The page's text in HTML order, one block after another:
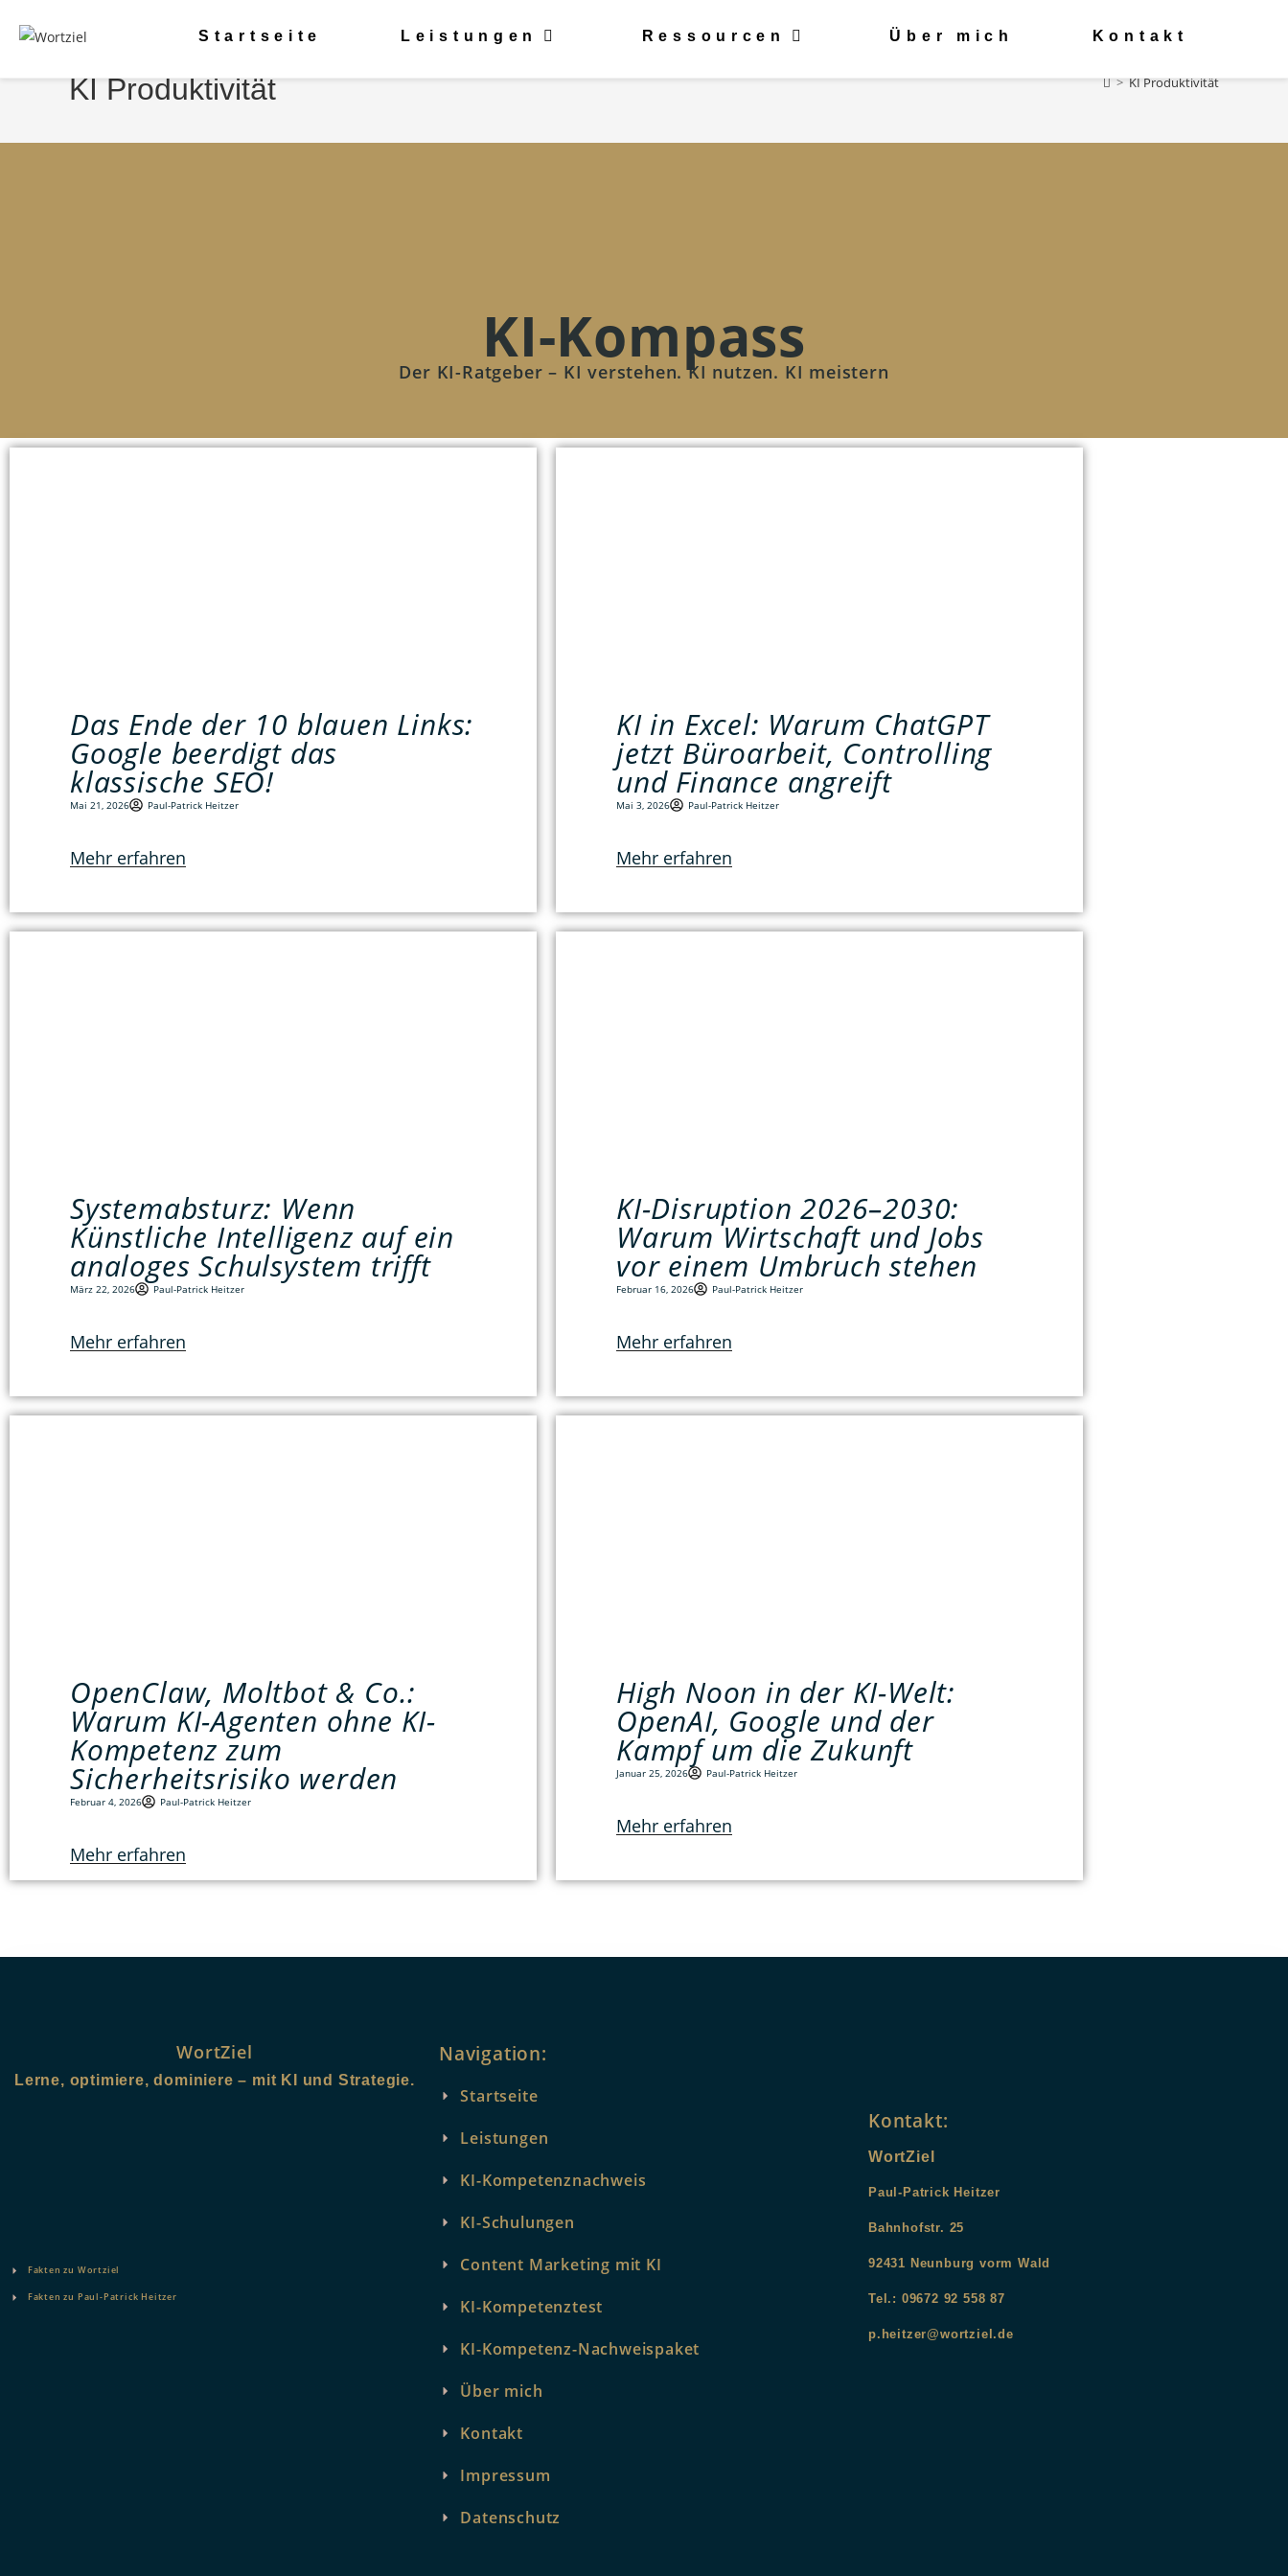
Startseite Leistungen Ressourcen Über mich Kontakt
KI Produktivität > KI Produktivität
KI-Kompass
Der KI-Ratgeber – KI verstehen. KI nutzen. KI meistern
Das Ende der 10 blauen Links:
Google beerdigt das
klassische SEO!
Mai 21, 2026 Paul-Patrick Heitzer
Mehr erfahren
KI in Excel: Warum ChatGPT
jetzt Büroarbeit, Controlling
und Finance angreift
Mai 3, 2026 Paul-Patrick Heitzer
Mehr erfahren
Systemabsturz: Wenn
Künstliche Intelligenz auf ein
analoges Schulsystem trifft
März 22, 2026 Paul-Patrick Heitzer
Mehr erfahren
KI-Disruption 2026–2030:
Warum Wirtschaft und Jobs
vor einem Umbruch stehen
Februar 16, 2026 Paul-Patrick Heitzer
Mehr erfahren
OpenClaw, Moltbot & Co.:
Warum KI-Agenten ohne KI-
Kompetenz zum
Sicherheitsrisiko werden
Februar 4, 2026 Paul-Patrick Heitzer
Mehr erfahren
High Noon in der KI-Welt:
OpenAI, Google und der
Kampf um die Zukunft
Januar 25, 2026 Paul-Patrick Heitzer
Mehr erfahren
WortZiel
Lerne, optimiere, dominiere – mit KI und Strategie.
Fakten zu Wortziel
Fakten zu Paul-Patrick Heitzer
Navigation:
Startseite
Leistungen
KI-Kompetenznachweis
KI-Schulungen
Content Marketing mit KI
KI-Kompetenztest
KI-Kompetenz-Nachweispaket
Über mich
Kontakt
Impressum
Datenschutz
Kontakt:
WortZiel
Paul-Patrick Heitzer
Bahnhofstr. 25
92431 Neunburg vorm Wald
Tel.: 09672 92 558 87
p.heitzer@wortziel.de